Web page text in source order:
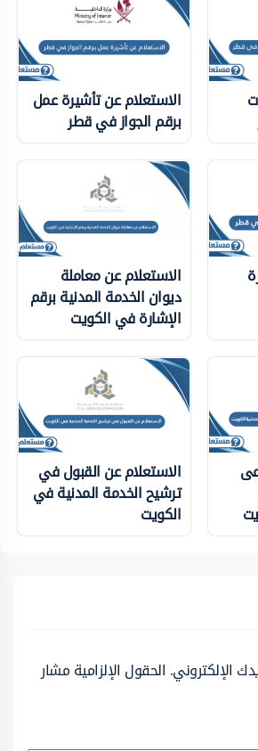
الاستعلام عن تأشيرة عمل
برقم الجواز في قطر
الاستعلام عن معاملة
ديوان الخدمة المدنية برقم
الإشارة في الكويت
الاستعلام عن القبول في
ترشيح الخدمة المدنية في
الكويت
الإلكتروني. الحقول الإلزامية مشار